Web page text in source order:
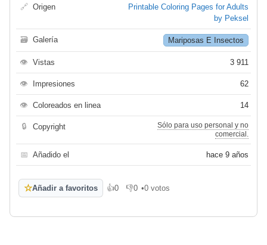
🔗 Origen
Printable Coloring Pages for Adults
by Peksel
🗃 Galería Mariposas E Insectos
👁 Vistas 3 911
👁 Impresiones 62
👁 Coloreados en linea 14
🔒 Copyright
Sólo para uso personal y no
comercial.
📅 Añadido el hace 9 años
☆Añadir a favoritos 👍0
Me gusta
👎0
No me gusta
•0 votos